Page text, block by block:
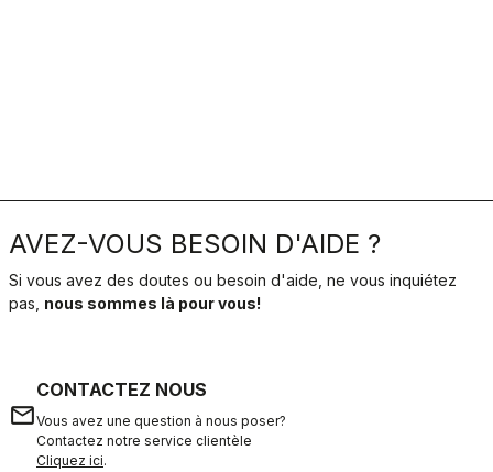
AVEZ-VOUS BESOIN D'AIDE ?
Si vous avez des doutes ou besoin d'aide, ne vous inquiétez
pas, nous sommes là pour vous!
email
CONTACTEZ NOUS
Vous avez une question à nous poser?
Contactez notre service clientèle
Cliquez ici.